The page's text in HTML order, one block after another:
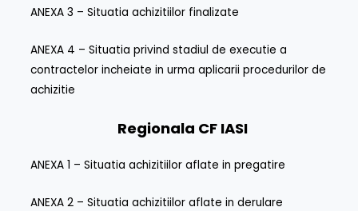
ANEXA 3 – Situatia achizitiilor finalizate
ANEXA 4 – Situatia privind stadiul de executie a
contractelor incheiate in urma aplicarii procedurilor de
achizitie
Regionala CFIASI
ANEXA 1 – Situatia achizitiilor aflate in pregatire
ANEXA 2 – Situatia achizitiilor aflate in derulare